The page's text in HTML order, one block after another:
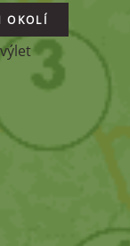
OKOLÍ